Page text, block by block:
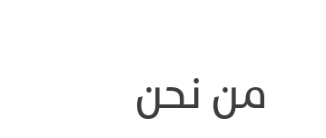
من نحن